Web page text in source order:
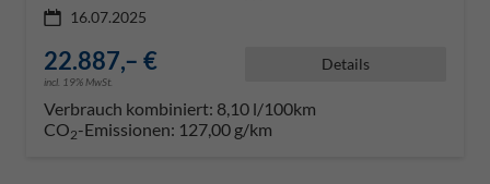
16.07.2025
22.887,– €
incl. 19% MwSt.
Details
Verbrauch kombiniert: 8,10 l/100km
CO2-Emissionen: 127,00 g/km